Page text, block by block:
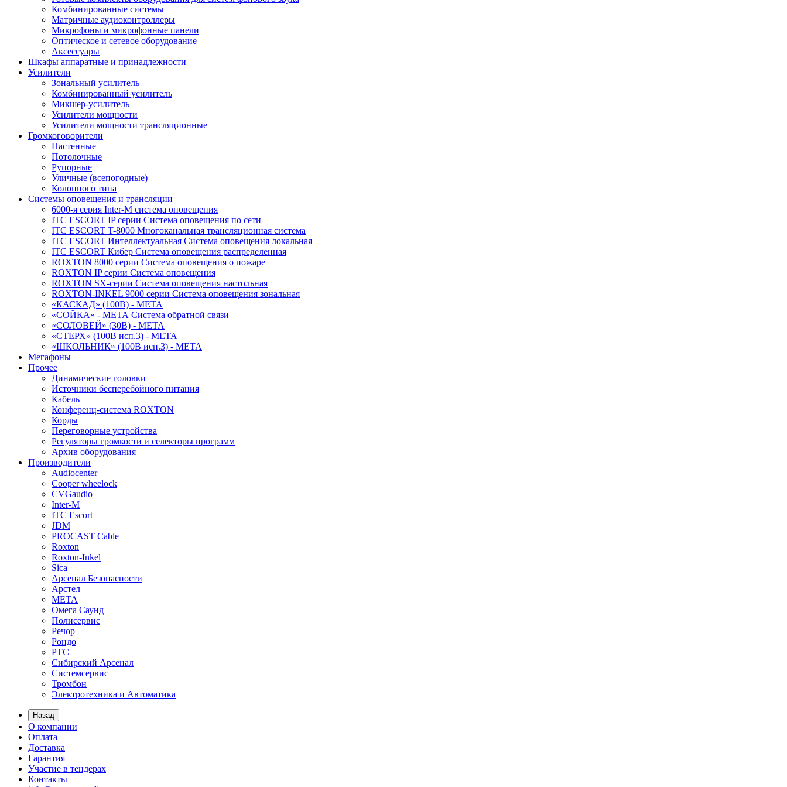
Комбинированные системы
Матричные аудиоконтроллеры
Микрофоны и микрофонные панели
Оптическое и сетевое оборудование
Аксессуары
Шкафы аппаратные и принадлежности
Усилители
Зональный усилитель
Комбинированный усилитель
Микшер-усилитель
Усилители мощности
Усилители мощности трансляционные
Громкоговорители
Настенные
Потолочные
Рупорные
Уличные (всепогодные)
Колонного типа
Системы оповещения и трансляции
6000-я серия Inter-M система оповещения
ITC ESCORT IP серии Система оповещения по сети
ITC ESCORT T-8000 Многоканальная трансляционная система
ITC ESCORT Интеллектуальная Система оповещения локальная
ITC ESCORT Кибер Система оповещения распределенная
ROXTON 8000 серии Система оповещения о пожаре
ROXTON IP серии Система оповещения
ROXTON SX-серии Система оповещения настольная
ROXTON-INKEL 9000 серии Система оповещения зональная
«КАСКАД» (100В) - МЕТА
«СОЙКА» - МЕТА Система обратной связи
«СОЛОВЕЙ» (30В) - МЕТА
«СТЕРХ» (100В исп.3) - МЕТА
«ШКОЛЬНИК» (100В исп.3) - МЕТА
Мегафоны
Прочее
Динамические головки
Источники бесперебойного питания
Кабель
Конференц-система ROXTON
Корды
Переговорные устройства
Регуляторы громкости и селекторы программ
Архив оборудования
Производители
Audiocenter
Cooper wheelock
CVGaudio
Inter-M
ITC Escort
JDM
PROCAST Cable
Roxton
Roxton-Inkel
Sica
Арсенал Безопасности
Арстел
МЕТА
Омега Саунд
Полисервис
Речор
Рондо
РТС
Сибирский Арсенал
Системсервис
Тромбон
Электротехника и Автоматика
Назад
О компании
Оплата
Доставка
Гарантия
Участие в тендерах
Контакты